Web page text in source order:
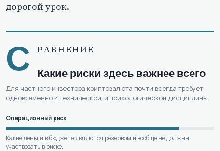
дорогой урок.
С РАВНЕНИЕ
Какие риски здесь важнее всего
Для частного инвестора криптовалюта почти всегда требует
одновременно и технической, и психологической дисциплины.
Операционный риск
Какие деньги в бюджете являются резервом и вообще не должны
участвовать в риске.